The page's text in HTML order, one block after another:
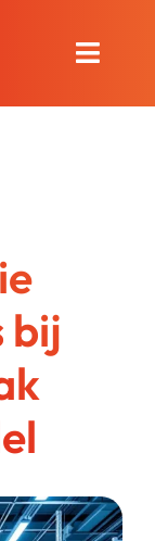
Toggle
chat
bij